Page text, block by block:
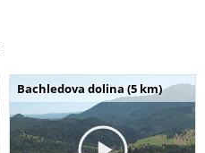
Bachledova dolina (5 km)